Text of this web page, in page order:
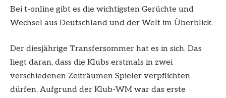
Bei t-online gibt es die wichtigsten Gerüchte und
Wechsel aus Deutschland und der Welt im Überblick.
Der diesjährige Transfersommer hat es in sich. Das
liegt daran, dass die Klubs erstmals in zwei
verschiedenen Zeiträumen Spieler verpflichten
dürfen. Aufgrund der Klub-WM war das erste